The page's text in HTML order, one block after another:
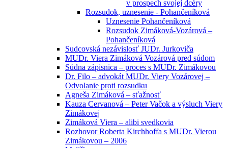
v prospech svojej dcéry
Rozsudok, uznesenie - Pohančeníková
Uznesenie Pohančeníková
Rozsudok Zimáková-Vozárová –
Pohančeníková
Sudcovská nezávislosť JUDr. Jurkoviča
MUDr. Viera Zimáková Vozárová pred súdom
Súdna zápisnica – proces s MUDr. Zimákovou
Dr. Filo – advokát MUDr. Viery Vozárovej –
Odvolanie proti rozsudku
Agneša Zimáková – sťažnosť
Kauza Cervanová – Peter Vačok a výsluch Viery
Zimákovej
Zimáková Viera – alibi svedkovia
Rozhovor Roberta Kirchhoffa s MUDr. Vierou
Zimákovou – 2006